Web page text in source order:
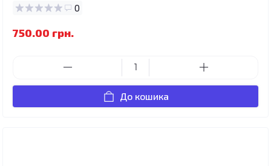
0
750.00 грн.
До кошика